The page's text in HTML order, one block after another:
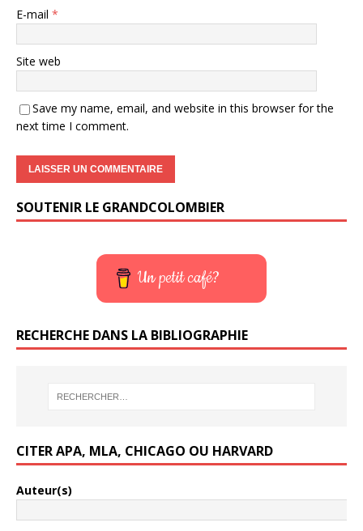
E-mail *
Site web
Save my name, email, and website in this browser for the
next time I comment.
SOUTENIR LE GRANDCOLOMBIER
Un petit café?
RECHERCHE DANS LA BIBLIOGRAPHIE
CITER APA, MLA, CHICAGO OU HARVARD
Auteur(s)